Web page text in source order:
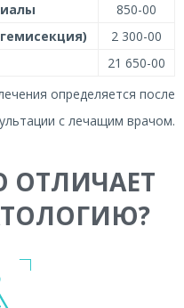
850-00
2 300-00
21 650-00
определяется после
с лечащим врачом.
ОТЛИЧАЕТ